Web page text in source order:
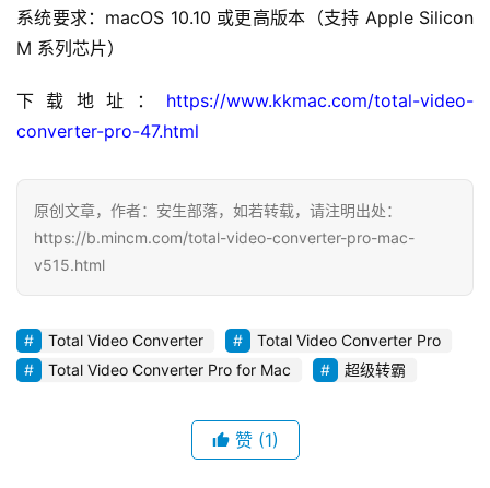
W
n
o
G
e
s
系统要求：macOS 10.10 或更高版本（支持 Apple Silicon
M 系列芯片）
下载地址： https://www.kkmac.com/total-video-
converter-pro-47.html
原创文章，作者：安生部落，如若转载，请注明出处：
https://b.mincm.com/total-video-converter-pro-mac-
v515.html
Total Video Converter
Total Video Converter Pro
Total Video Converter Pro for Mac
超级转霸
赞 (1)